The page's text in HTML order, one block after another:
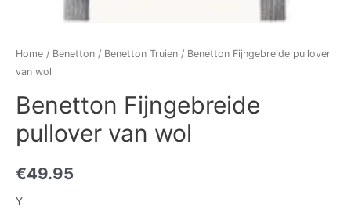
Home / Benetton / Benetton Truien / Benetton Fijngebreide pullover
van wol
Benetton Fijngebreide
pullover van wol
€49.95
Y